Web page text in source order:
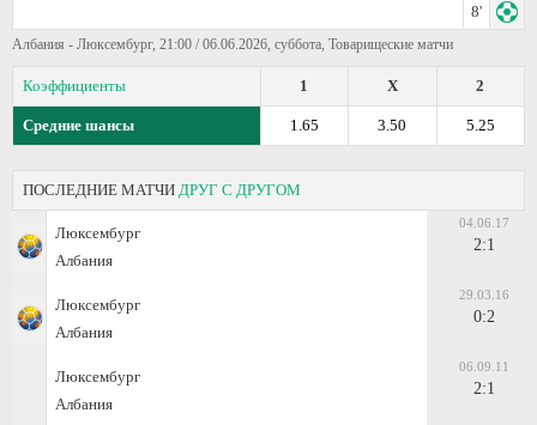
8'
Албания - Люксембург, 21:00 / 06.06.2026, суббота, Товарищеские матчи
Коэффициенты 2
X
1
Средние шансы 5.25
3.50
1.65
ПОСЛЕДНИЕ МАТЧИ ДРУГ С ДРУГОМ
Люксембург
Албания
04.06.17
2:1
Люксембург
Албания
29.03.16
0:2
Люксембург
Албания
06.09.11
2:1